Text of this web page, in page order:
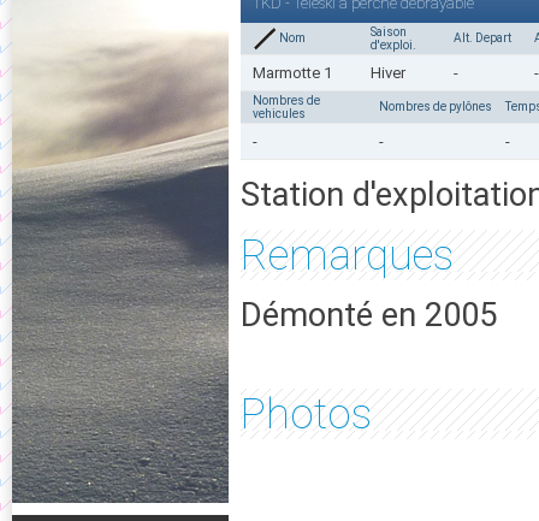
Nom
Saison
d'exploi.
Alt. Depart
Marmotte 1 Hiver - -
Nombres de
vehicules
Nombres de pylônes
- - -
Station
Remarques
Démonté en 2005
Photos